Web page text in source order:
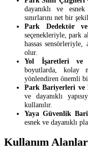
dayanıklı ve
sınırlarını net bir
Park Dedektör
seçenekleriyle, park
hassas sensörleriyle,
olur.
Yol İşaretleri ve
boyutlarda, kolay
yönlendiren önemli
Park Bariyerleri ve
ve dayanıklı
kullanılır.
Yaya Güvenlik
esnek ve dayanıklı
Kullanım